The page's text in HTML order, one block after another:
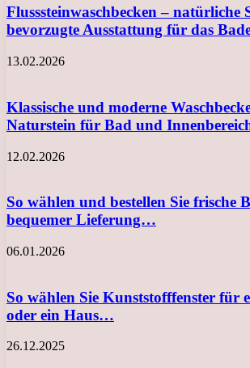
Flusssteinwaschbecken – natürliche
bevorzugte Ausstattung für das
13.02.2026
Klassische und moderne
Naturstein für Bad und
12.02.2026
So wählen und bestellen Sie frische
bequemer Lieferung…
06.01.2026
So wählen Sie Kunststofffenster für
oder ein Haus…
26.12.2025